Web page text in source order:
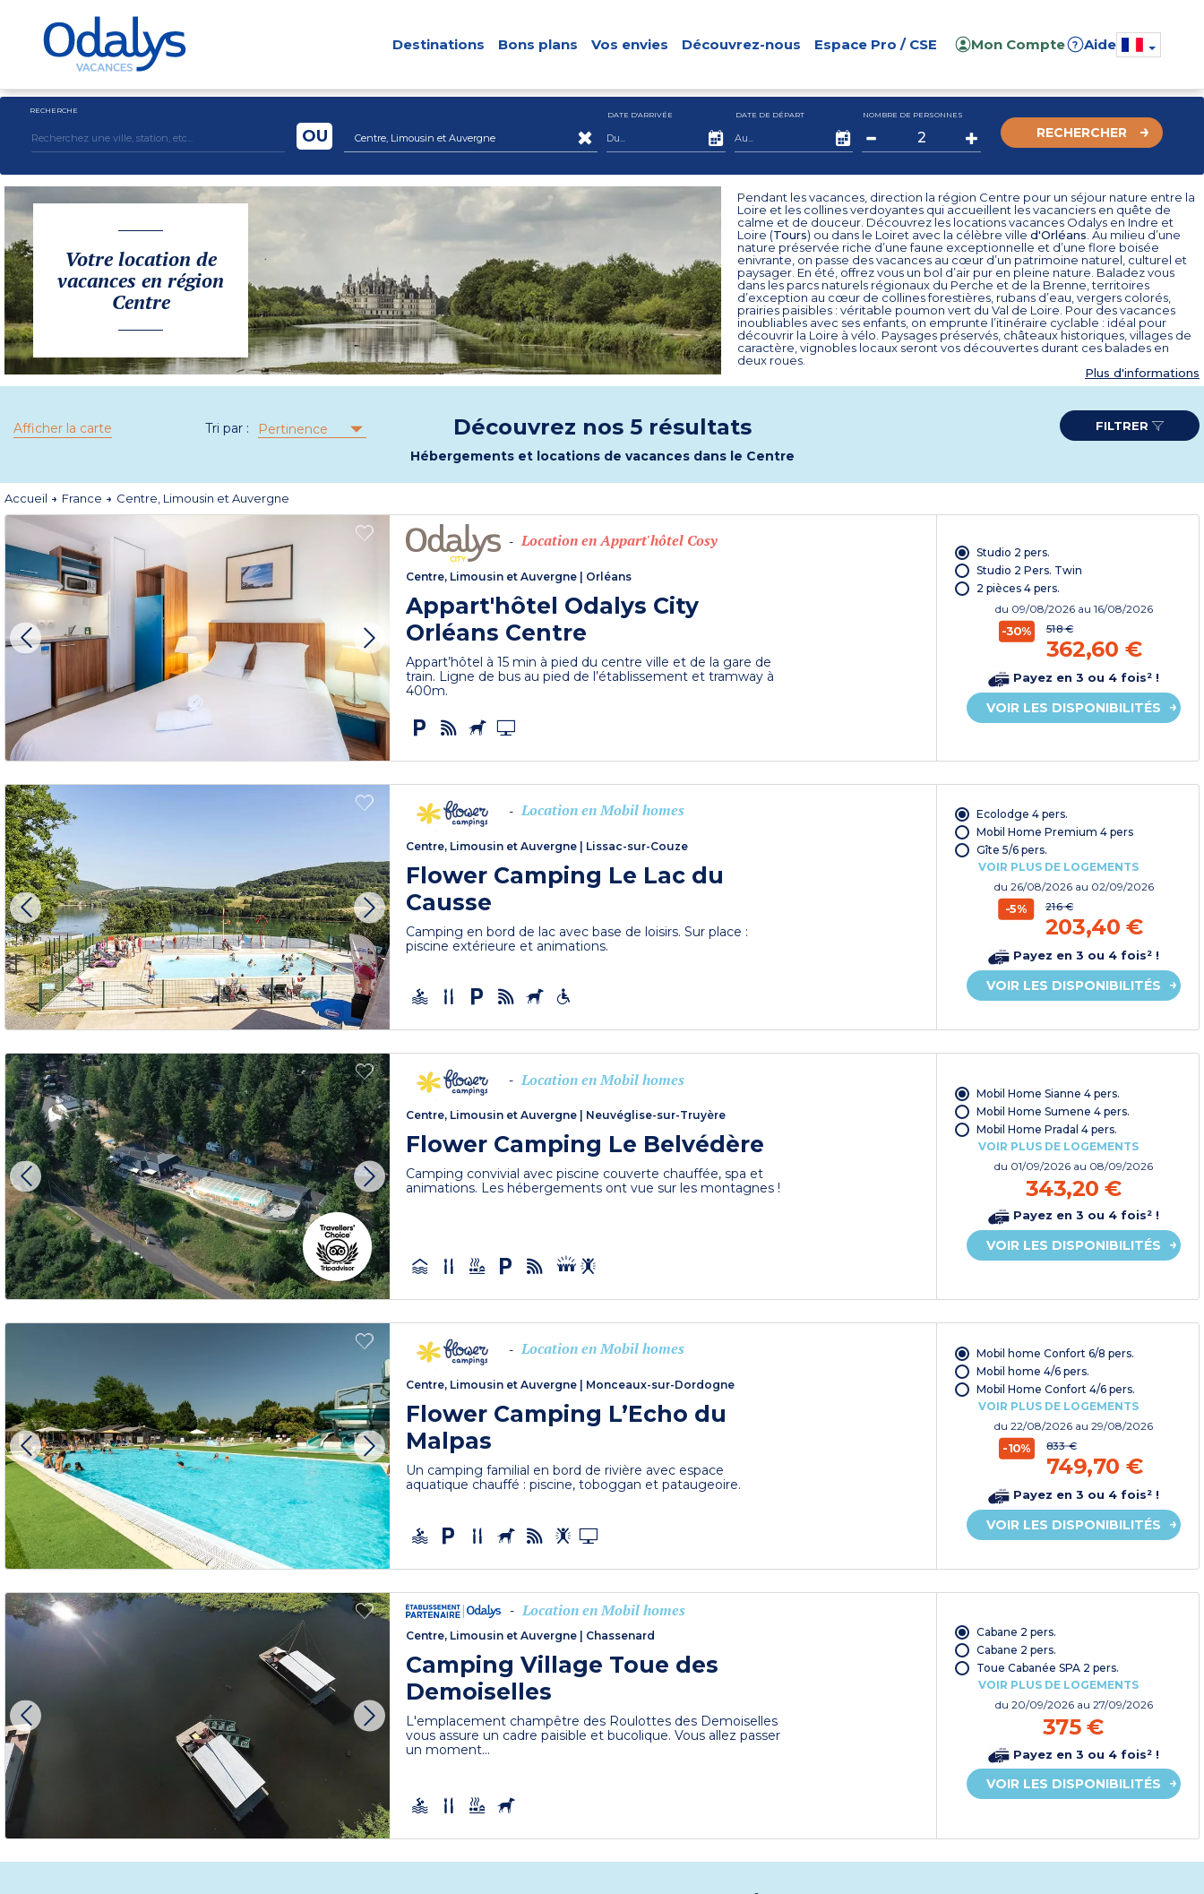
Destinations Bons plans Vos envies Découvrez-nous Espace Pro / CSE Mon Compte ? Aide
RECHERCHE
Centre, Limousin et Auvergne
OU
DATE D'ARRIVÉE DATE DE DÉPART NOMBRE DE PERSONNES
RECHERCHER
Votre location de
vacances en région
Centre
Pendant les vacances, direction la région Centre pour un séjour nature entre la
Loire et les collines verdoyantes qui accueillent les vacanciers en quête de
calme et de douceur. Découvrez les locations vacances Odalys en Indre et
Loire (Tours) ou dans le Loiret avec la célèbre ville d'Orléans . Au milieu d’une
nature préservée riche d’une faune exceptionnelle et d’une flore boisée
enivrante, on passe des vacances au cœur d’un patrimoine naturel, culturel et
paysager. En été, offrez vous un bol d’air pur en pleine nature. Baladez vous
dans les parcs naturels régionaux du Perche et de la Brenne, territoires
d’exception au cœur de collines forestières, rubans d’eau, vergers colorés,
prairies paisibles : véritable poumon vert du Val de Loire. Pour des vacances
inoubliables avec ses enfants, on emprunte l’itinéraire cyclable : idéal pour
découvrir la Loire à vélo. Paysages préservés, châteaux historiques, villages de
caractère, vignobles locaux seront vos découvertes durant ces balades en
deux roues.
Plus d'informations
Afficher la carte Tri par : Pertinence Découvrez nos 5 résultats
Hébergements et locations de vacances dans le Centre
FILTRER
Accueil France Centre, Limousin et Auvergne
- Location en Appart'hôtel Cosy
Centre, Limousin et Auvergne Orléans
Appart'hôtel Odalys City
Orléans Centre
Appart’hôtel à 15 min à pied du centre ville et de la gare de
train. Ligne de bus au pied de l’établissement et tramway à
400m.
Studio 2 pers.
Studio 2 Pers. Twin
2 pièces 4 pers.
du 09/08/2026 au 16/08/2026
-30% 518 €
362,60 €
Payez en 3 ou 4 fois² !
VOIR LES DISPONIBILITÉS
- Location en Mobil homes
Centre, Limousin et Auvergne | Lissac-sur-Couze
Flower Camping Le Lac du
Causse
Camping en bord de lac avec base de loisirs. Sur place :
piscine extérieure et animations.
Ecolodge 4 pers.
Mobil Home Premium 4 pers
Gîte 5/6 pers.
VOIR PLUS DE LOGEMENTS
du 26/08/2026 au 02/09/2026
-5% 216 €
203,40 €
Payez en 3 ou 4 fois² !
VOIR LES DISPONIBILITÉS
- Location en Mobil homes
Centre, Limousin et Auvergne Neuvéglise-sur-Truyère
Flower Camping Le Belvédère
Camping convivial avec piscine couverte chauffée, spa et
animations. Les hébergements ont vue sur les montagnes !
Mobil Home Sianne 4 pers.
Mobil Home Sumene 4 pers.
Mobil Home Pradal 4 pers.
VOIR PLUS DE LOGEMENTS
du 01/09/2026 au 08/09/2026
343,20 €
Payez en 3 ou 4 fois² !
VOIR LES DISPONIBILITÉS
- Location en Mobil homes
Centre, Limousin et Auvergne Monceaux-sur-Dordogne
Flower Camping L’Echo du
Malpas
Un camping familial en bord de rivière avec espace
aquatique chauffé : piscine, toboggan et pataugeoire.
Mobil home Confort 6/8 pers.
Mobil home 4/6 pers.
Mobil Home Confort 4/6 pers.
VOIR PLUS DE LOGEMENTS
du22/08/2026 au 29/08/2026
-10% 833 €
749,70 €
Payez en 3 ou 4 fois² !
VOIR LES DISPONIBILITÉS
- Location en Mobil homes
Centre, Limousin et Auvergne Chassenard
Camping Village Toue des
Demoiselles
L'emplacement champêtre des Roulottes des Demoiselles
vous assure un cadre paisible et bucolique. Vous allez passer
un moment...
Cabane 2 pers.
Cabane 2 pers.
Toue Cabanée SPA 2 pers.
VOIR PLUS DE LOGEMENTS
du 20/09/2026 au 27/09/2026
375 €
Payez en 3 ou 4 fois² !
VOIR LES DISPONIBILITÉS